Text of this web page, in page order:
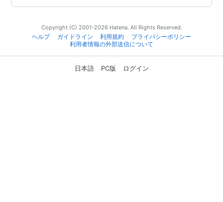
Copyright (C) 2001-2026 Hatena. All Rights Reserved.
ヘルプ
ガイドライン 利用規約
プライバシーポリシー
利用者情報の外部送信について
日本語 PC版 ログイン